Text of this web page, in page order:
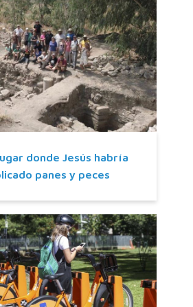
donde Jesús habría
panes y peces